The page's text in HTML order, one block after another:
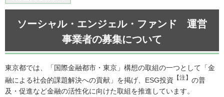
ソーシャル・エンジェル・ファンド 運営
事業者の募集について
東京都では、「国際金融都市・東京」構想の取組の一つとして「金
融による社会的課題解決への貢献」を掲げ、ESG投資 【注】 の普
及・促進など金融の活性化に向けた取組を推進しています。